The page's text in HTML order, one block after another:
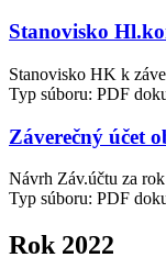
Stanovisko
Stanovisko HK k
Typ súboru: PDF
Záverečný účet
Návrh Záv.účtu za
Typ súboru: PDF
Rok 2022